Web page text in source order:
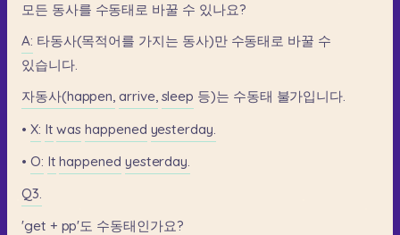
모든 동사를 수동태로 바꿀 수 있나요?
A: 타동사(목적어를 가지는 동사)만 수동태로 바꿀 수
있습니다.
자동사(happen, arrive, sleep 등)는 수동태 불가입니다.
• X: It was happened yesterday.
• O: It happened yesterday.
Q3.
'get + pp'도 수동태인가요?